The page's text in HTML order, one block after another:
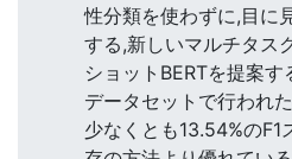
性分類を使わずに,目に
する,新しいマルチタス
ショットBERTを提案
データセットで行われ
少なくとも13.54%の